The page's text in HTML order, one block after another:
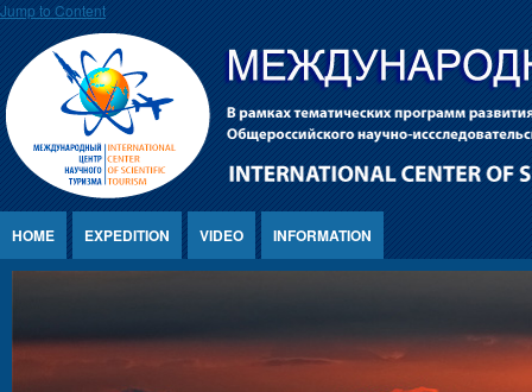
Jump to Content
HOME EXPEDITION VIDEO INFORMATION